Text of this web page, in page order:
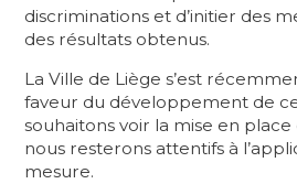
discriminations et d’initier des
des résultats obtenus.
La Ville de Liège s’est
faveur du développement de
souhaitons voir la mise en
nous resterons attentifs à
mesure.